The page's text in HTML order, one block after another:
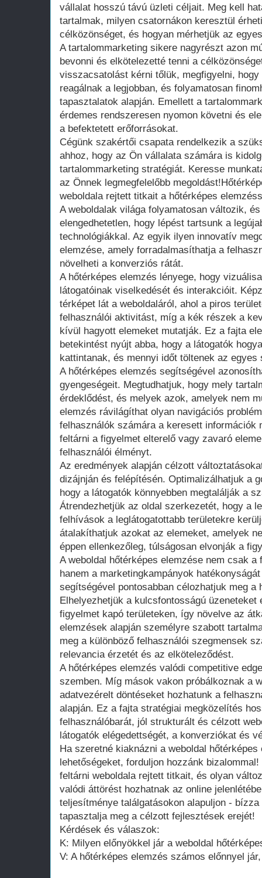
vállalat hosszú távú üzleti céljait. Meg kell
tartalmak, milyen csatornákon keresztül
célközönséget, és hogyan mérhetjük az
A tartalommarketing sikere nagyrészt azon
bevonni és elkötelezetté tenni a
visszacsatolást kérni tőlük, megfigyelni,
reagálnak a legjobban, és folyamatosan
tapasztalatok alapján. Emellett a
érdemes rendszeresen nyomon követni és
a befektetett erőforrásokat.
Cégünk szakértői csapata rendelkezik a
ahhoz, hogy az Ön vállalata számára is
tartalommarketing stratégiát. Keresse
az Önnek legmegfelelőbb
weboldala rejtett titkait a hőtérképes
A weboldalak világa folyamatosan változik,
elengedhetetlen, hogy lépést tartsunk a
technológiákkal. Az egyik ilyen innovatív
elemzése, amely forradalmasíthatja a
növelheti a konverziós rátát.
A hőtérképes elemzés lényege, hogy
látogatóinak viselkedését és interakcióit.
térképet lát a weboldaláról, ahol a piros
felhasználói aktivitást, míg a kék részek a
kívül hagyott elemeket mutatják. Ez a fajta
betekintést nyújt abba, hogy a látogatók
kattintanak, és mennyi időt töltenek az egyes
A hőtérképes elemzés segítségével
gyengeségeit. Megtudhatjuk, hogy mely
érdeklődést, és melyek azok, amelyek nem
elemzés rávilágíthat olyan navigációs
felhasználók számára a keresett információk
feltárni a figyelmet elterelő vagy zavaró
felhasználói élményt.
Az eredmények alapján célzott
dizájnján és felépítésén. Optimalizálhatjuk a
hogy a látogatók könnyebben megtalálják a
Átrendezhetjük az oldal szerkezetét, hogy a
felhívások a leglátogatottabb területekre
átalakíthatjuk azokat az elemeket, amelyek
éppen ellenkezőleg, túlságosan elvonják a
A weboldal hőtérképes elemzése nem csak
hanem a marketingkampányok
segítségével pontosabban célozhatjuk meg
Elhelyezhetjük a kulcsfontosságú üzeneteket
figyelmet kapó területeken, így növelve az
elemzések alapján személyre szabott
meg a különböző felhasználói szegmensek
relevancia érzetét és az elköteleződést.
A hőtérképes elemzés valódi competitive
szemben. Míg mások vakon próbálkoznak a
adatvezérelt döntéseket hozhatunk a
alapján. Ez a fajta stratégiai megközelítés
felhasználóbarát, jól strukturált és célzott
látogatók elégedettségét, a konverziókat és
Ha szeretné kiaknázni a weboldal hőtérképes
lehetőségeket, forduljon hozzánk
feltárni weboldala rejtett titkait, és olyan
valódi áttörést hozhatnak az online
teljesítménye találgatásokon alapuljon -
tapasztalja meg a célzott fejlesztések erejét!
Kérdések és válaszok:
K: Milyen előnyökkel jár a weboldal
V: A hőtérképes elemzés számos előnnyel